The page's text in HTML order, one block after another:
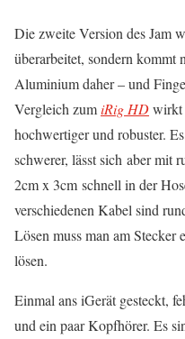
Die zweite Version des Jam
überarbeitet, sondern kommt
Aluminium daher – und
Vergleich zumiRig HDwirkt
hochwertiger und robuster.
schwerer, lässt sich aber mit
2cm x 3cm schnell in der
verschiedenen Kabel sind
Lösen muss man am
lösen.
Einmal ans iGerät gesteckt,
und ein paar Kopfhörer. Es